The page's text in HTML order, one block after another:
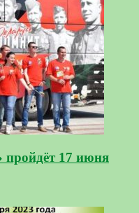
17 июня